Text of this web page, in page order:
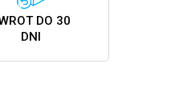
DO 30
DNI